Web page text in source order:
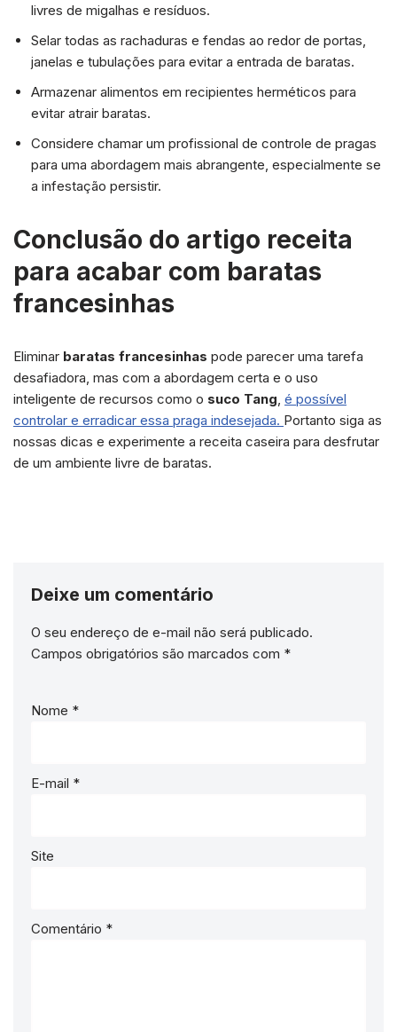
livres de migalhas e resíduos.
Selar todas as rachaduras e fendas ao redor de portas,
janelas e tubulações para evitar a entrada de baratas.
Armazenar alimentos em recipientes herméticos para
evitar atrair baratas.
Considere chamar um profissional de controle de pragas
para uma abordagem mais abrangente, especialmente se
a infestação persistir.
Conclusão do artigo receita
para acabar com baratas
francesinhas
Eliminar baratas francesinhas pode parecer uma tarefa
desafiadora, mas com a abordagem certa e o uso
inteligente de recursos como o suco Tang é possível
controlar e erradicar essa praga indesejada. Portanto siga as
nossas dicas e experimente a receita caseira para desfrutar
de um ambiente livre de baratas.
Deixe um comentário
O seu endereço de e-mail não será publicado.
Campos obrigatórios são marcados com *
Nome *
E-mail *
Site
Comentário *